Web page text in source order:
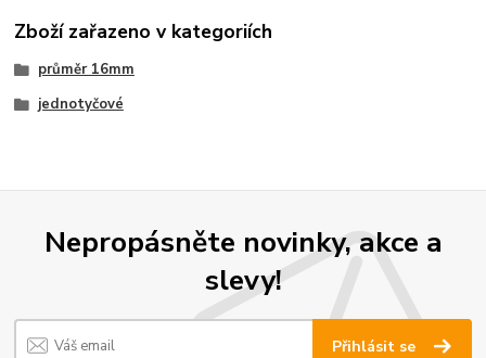
Zboží zařazeno v kategoriích
průměr 16mm
jednotyčové
Nepropásněte novinky, akce a
slevy!
Přihlásit se